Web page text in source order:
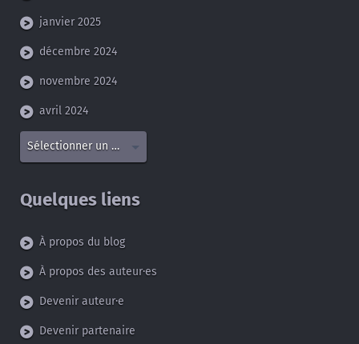
janvier 2025
décembre 2024
novembre 2024
avril 2024
Sélectionner un mois
Quelques liens
À propos du blog
À propos des auteur·es
Devenir auteur·e
Devenir partenaire